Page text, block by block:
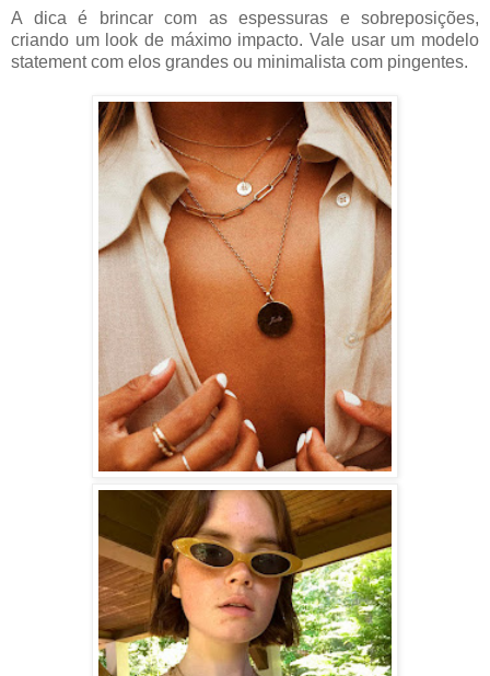
A dica é brincar com as espessuras e sobreposições,
criando um look de máximo impacto. Vale usar um modelo
statement com elos grandes ou minimalista com pingentes.